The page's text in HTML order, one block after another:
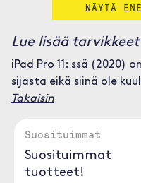
NÄYTÄ
Lue lisää tarvikkeet
iPad Pro 11: ssä (2020)
sijasta eikä siinä ole
Takaisin
Suosituimmat
Suosituimmat
tuotteet!